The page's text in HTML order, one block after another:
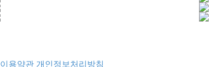
이용약관 개인정보처리방침